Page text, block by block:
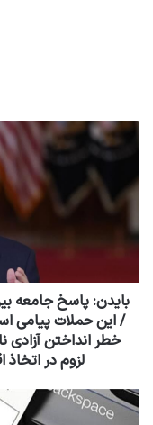
بایدن: پاسخ جامعه
/ این حملات پیامی
خطر انداختن آزادی
لزوم در اتخاذ